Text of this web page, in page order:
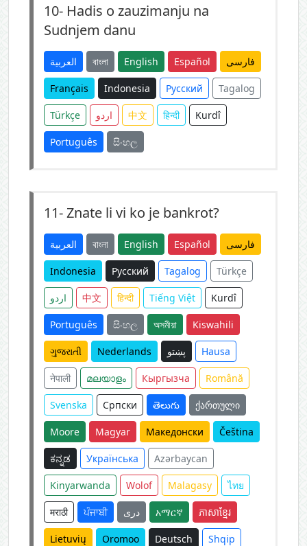
10- Hadis o zauzimanju na
Sudnjem danu
العربية বাংলা English Español فارسی
Français Indonesia Русский Tagalog
Türkçe اردو 中文 हिन्दी Kurdî
Português සිංහල
11-Znate li vi ko je bankrot?
العربية বাংলা English Español فارسی
Indonesia Русский Tagalog Türkçe
اردو 中文 हिन्दी Tiếng Việt Kurdî
Português සිංහල অসমীয়া Kiswahili
ગુજરાતી Nederlands پښتو Hausa
नेपाली മലയാളം Кыргызча Română
Svenska Српски తెలుగు ქართული
Moore Magyar Македонски Čeština
ಕನ್ನಡ Українська Azərbaycan
Kinyarwanda Wolof Malagasy ไทย
मराठी ਪੰਜਾਬੀ دری አማርኛ ភាសាខ្មែរ
Lietuvių Oromoo Deutsch Shqip